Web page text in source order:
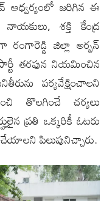
ఆధ్వర్యంలో జరిగిన ఈ
శక్తి కేంద్ర
రంగారెడ్డి జిల్లా అర్బన్
పార్టీ తరఫున నియమించిన
పర్యవేక్షించాలని
తొలగించే చర్యలు
ప్రతి ఒక్కరికీ ఓటరు
పిలుపునిచ్చారు.